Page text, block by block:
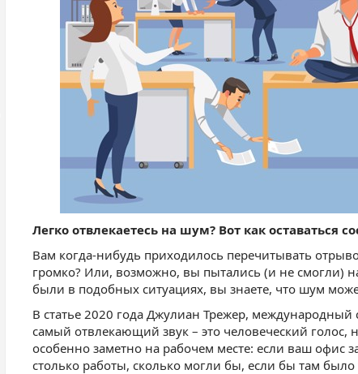
Легко отвлекаетесь на шум? Вот как
Вам когда-нибудь приходилось перечитывать
громко? Или, возможно, вы пытались (и не смогли)
были в подобных ситуациях, вы знаете, что шум
В статье 2020 года Джулиан Трежер,
самый отвлекающий звук – это человеческий голос,
особенно заметно на рабочем месте: если ваш
столько работы, сколько могли бы, если бы там